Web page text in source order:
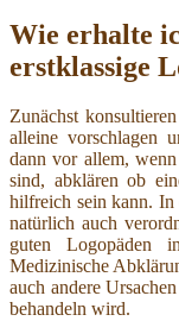
Wie erhalte
erstklassige
Zunächst
alleine vorschlagen
dann vor allem,
sind, abklären ob
hilfreich sein kann. In
natürlich auch
guten Logopäden
Medizinische
auch andere
behandeln wird.